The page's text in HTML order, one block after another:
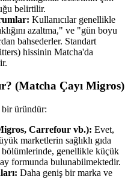
belirtilir.
Kullanıcılar genellikle
azaltma," ve "gün boyu
bahsederler. Standart
hissinin Matcha'da
(Matcha Çayı Migros)
bir üründür:
Carrefour vb.): Evet,
marketlerin sağlıklı gıda
bölümlerinde, genellikle küçük
formunda bulunabilmektedir.
Daha geniş bir marka ve